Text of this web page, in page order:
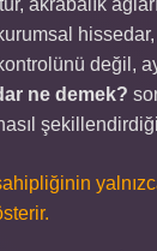
akrabalık
hissedar,
değil,
ne demek?